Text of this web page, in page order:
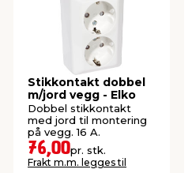
Stikkontakt dobbel
m/jord vegg - Elko
Dobbel stikkontakt
med jord til montering
på vegg. 16 A.
76,00pr. stk.
Frakt m.m. legges til